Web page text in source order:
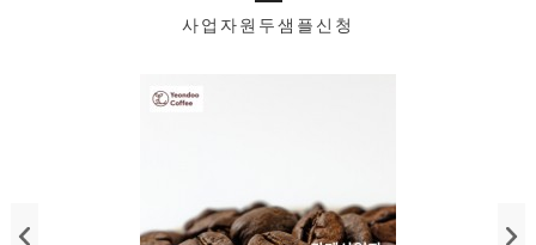
사업자원두샘플신청